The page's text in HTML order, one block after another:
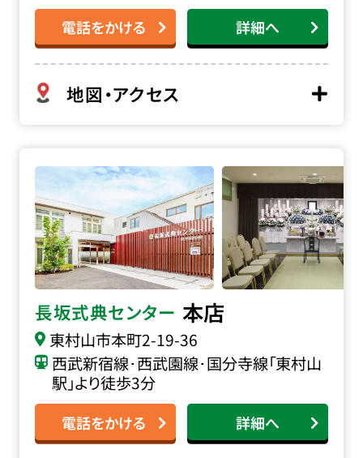
電話をかける 詳細へ
地図・アクセス
長坂式典センター 本店
東村山市本町2-19-36
西武新宿線･西武園線･国分寺線「東村山
駅」より徒歩3分
電話をかける 詳細へ